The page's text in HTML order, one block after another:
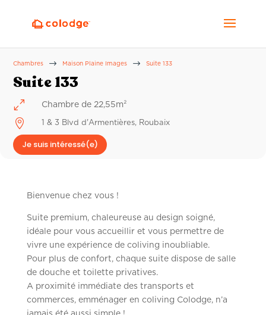
Chambres $ Maison Plaine Images $ Suite 133
Suite 133
0 Chambre de 22,55m²
 1 & 3 Blvd d'Armentières, Roubaix
Je suis intéressé(e)
Bienvenue chez vous !
Suite premium, chaleureuse au design soigné,
idéale pour vous accueillir et vous permettre de
vivre une expérience de coliving inoubliable.
Pour plus de confort, chaque suite dispose de salle
de douche et toilette privatives.
A proximité immédiate des transports et
commerces, emménager en coliving Colodge, n’a